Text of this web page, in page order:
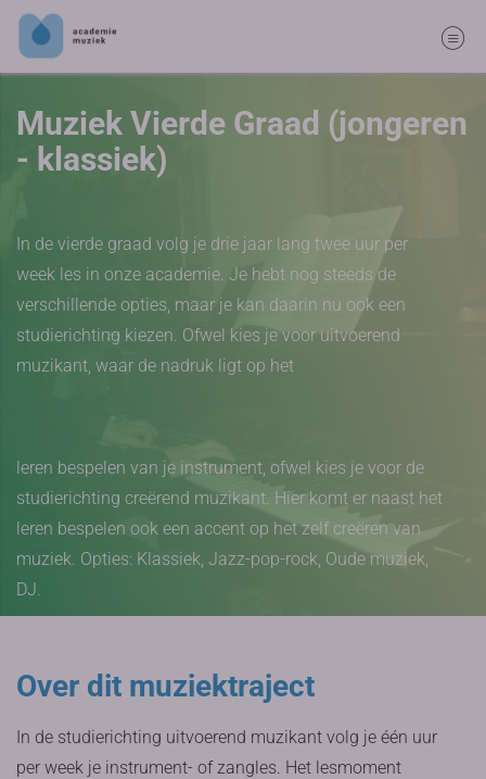
Muziek Vierde Graad (jongeren
- klassiek)
In de vierde graad volg je drie jaar lang twee uur per
week les in onze academie. Je hebt nog steeds de
verschillende opties, maar je kan daarin nu ook een
studierichting kiezen. Ofwel kies je voor uitvoerend
muzikant, waar de nadruk ligt op het
leren bespelen van je instrument, ofwel kies je voor de
studierichting creërend muzikant. Hier komt er naast het
leren bespelen ook een accent op het zelf creëren van
muziek. Opties: Klassiek, Jazz-pop-rock, Oude muziek,
DJ.
Over dit muziektraject
In de studierichting uitvoerend muzikant volg je één uur
per week je instrument- of zangles. Het lesmoment